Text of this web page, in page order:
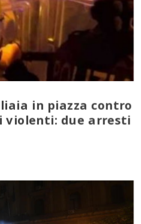
in piazza contro
violenti: due arresti